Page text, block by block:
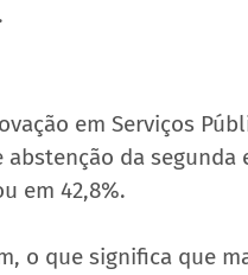
.
em Serviços
da segunda
em 42,8%.
o que significa que